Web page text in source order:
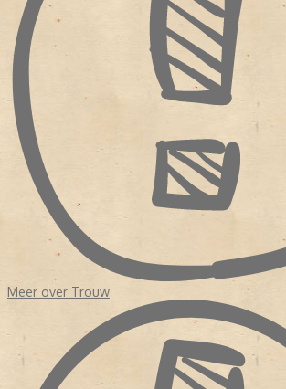
Sinds de oprichting was Trouwnog nooit
van journalisten. Zelfs na de fusie in 1971 met
vier protestants-christelijke dagbladen uit Zuid-
eveneens geldproblemen hadden, was er nog
eenheid. Hoewel het erop leek dat het
kwam verbeterde, haakten veel lezers af.
had
de krant nog steeds een onderdeel van de
In 1975 volgde opnieuw een fusie vanwege
Perscombinatie nam Trouwover. Dit keer
handen van echte krantenuitgevers terecht.
make over en er werden eisen gesteld aan
NIEUW KOERS
Het duurde tot 1998 dat het dagblad een
met een journalistieke achtergrond, Frits van
leiding werd de krant opgedeeld in 'een
achtergrond 'De Verdieping'. Exter had in de
wist wat er speelde. In 2007 nam Willem
Frits Exter over. Evenals Exter kwam ook
Hij was redacteur geweest vanDe Waarheid
Meer over Trouw